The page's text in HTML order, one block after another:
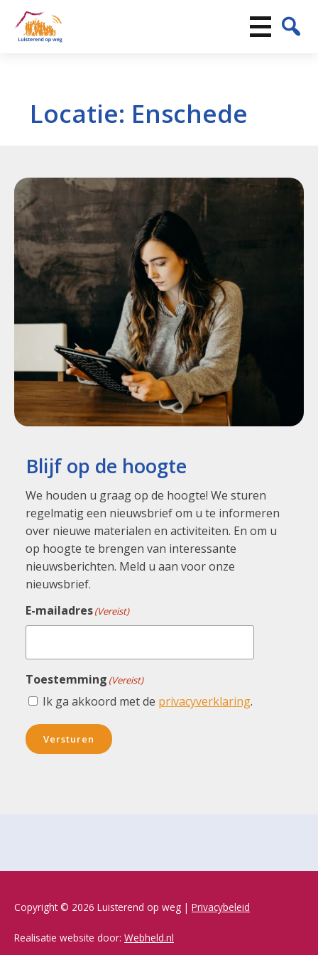
Locatie: Enschede
Blijf op de hoogte
We houden u graag op de hoogte! We sturen
regelmatig een nieuwsbrief om u te informeren
over nieuwe materialen en activiteiten. En om u
op hoogte te brengen van interessante
nieuwsberichten. Meld u aan voor onze
nieuwsbrief.
E-mailadres(Vereist)
Toestemming (Vereist)
Ik ga akkoord met de privacyverklaring.
Versturen
Copyright © 2026 Luisterend op weg | Privacybeleid
Realisatie website door: Webheld.nl